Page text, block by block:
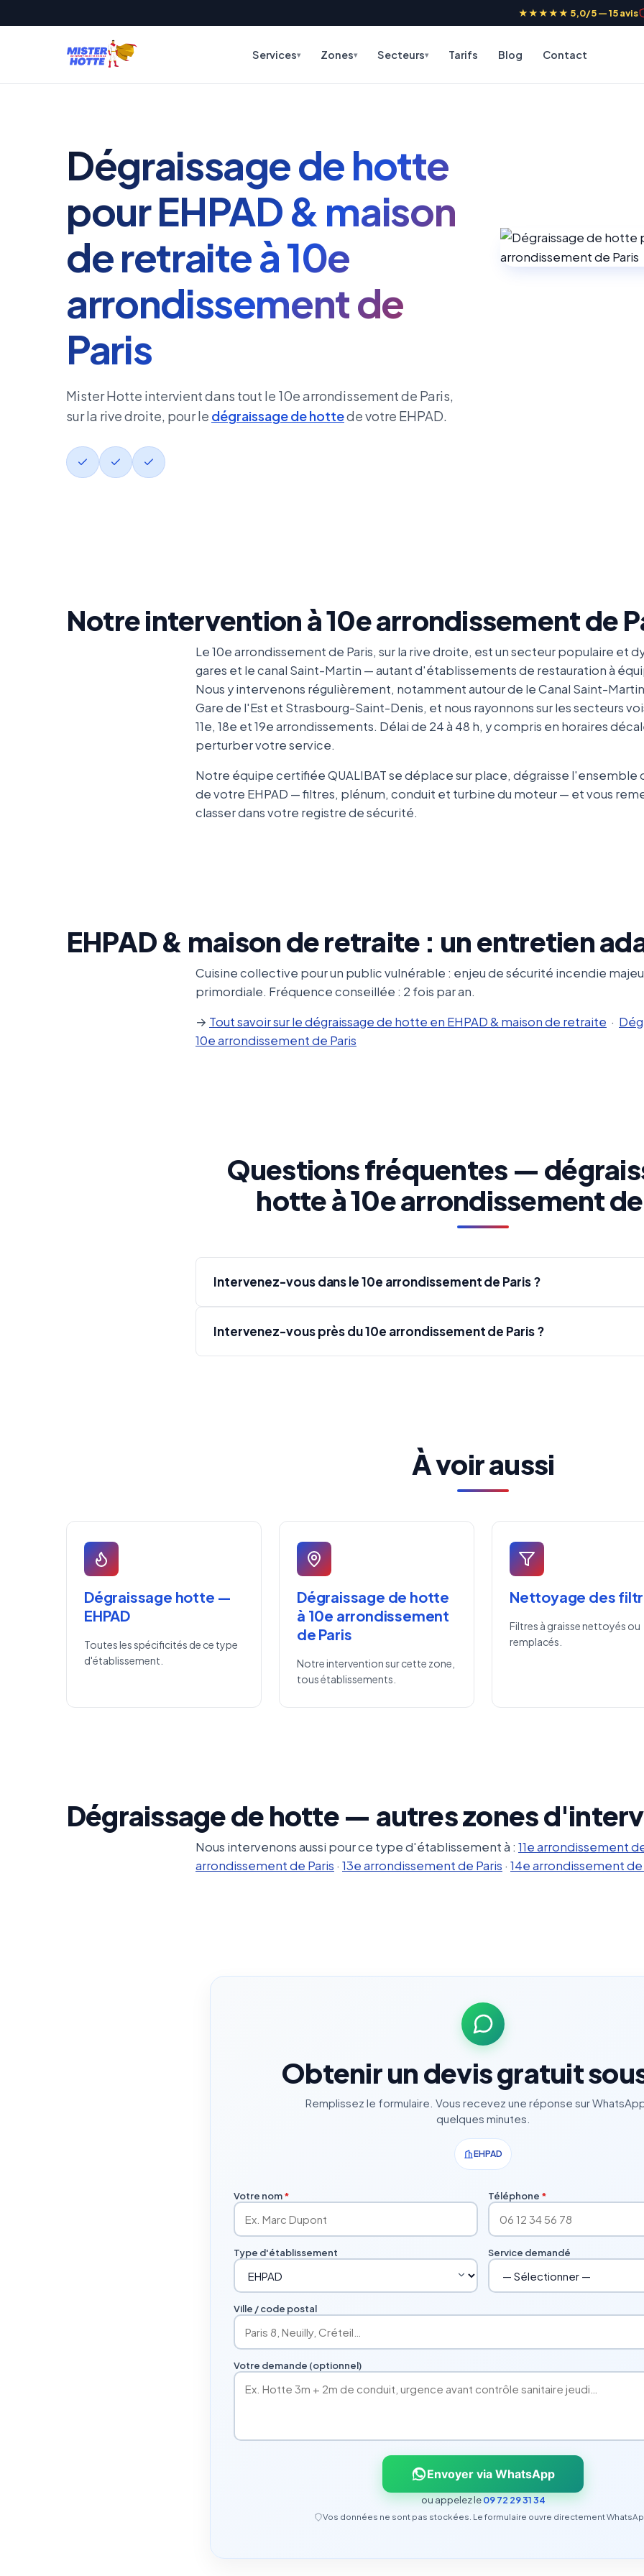
★★★★★ 5,0/5 — 15 avis
Services Zones Secteurs Tarifs Blog Contact
Dégraissage de hotte
pour EHPAD & maison
de retraite à 10e
arrondissement de
Paris
Mister Hotte intervient dans tout le 10e arrondissement de Paris,
sur la rive droite, pour le dégraissage de hottede votre EHPAD.
Notre intervention à 10e arrondissement de
Le 10e arrondissement de Paris, sur la rive droite, est un secteur populaire et
gares et le canal Saint-Martin — autant d'établissements de restauration à
Nous y intervenons régulièrement, notamment autour de le Canal Saint-
Gare de l'Est et Strasbourg-Saint-Denis, et nous rayonnons sur les secteurs
11e, 18e et 19e arrondissements. Délai de 24 à 48 h, y compris en horaires
perturber votre service.
Notre équipe certifiée QUALIBAT se déplace sur place, dégraisse
de votre EHPAD — filtres, plénum, conduit et turbine du moteur — et vous
classer dans votre registre de sécurité.
EHPAD & maison de retraite : un entretien
Cuisine collective pour un public vulnérable : enjeu de sécurité incendie
primordiale. Fréquence conseillée : 2 fois par an.
→ Tout savoir sur le dégraissage de hotte en EHPAD & maison de retraite ·
10e arrondissement de Paris
Questions fréquentes —
hotte à 10e arrondissement
Intervenez-vous dans le 10e arrondissement de Paris ?
Intervenez-vous près du 10e arrondissement de Paris ?
À voir aussi
Dégraissage hotte —
EHPAD
Toutes les spécificités de ce type
d'établissement.
Dégraissage de hotte
à 10e arrondissement
de Paris
Notre intervention sur cette zone,
tous établissements.
Nettoyage des
Filtres à graisse nettoyés ou
remplacés.
Dégraissage de hotte — autres zones
Nous intervenons aussi pour ce type d'établissement à : 11e arrondissement
arrondissement de Paris · 13e arrondissement de Paris · 14e arrondissement de
Obtenir un devis gratuit
Remplissez le formulaire. Vous recevez une réponse sur
quelques minutes.
EHPAD
Votre nom* Téléphone *
Type d'établissement Service demandé
Ville / code postal
Votre demande (optionnel)
Envoyer via WhatsApp
ou appelez le09 72 29 31 34
Vos données ne sont pas stockées. Le formulaire ouvre directement